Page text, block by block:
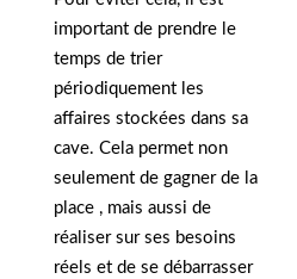
important de prendre le
temps de trier
périodiquement les
affaires stockées dans sa
cave. Cela permet non
seulement de gagner de la
place , mais aussi de
réaliser sur ses besoins
réels et de se débarrasser